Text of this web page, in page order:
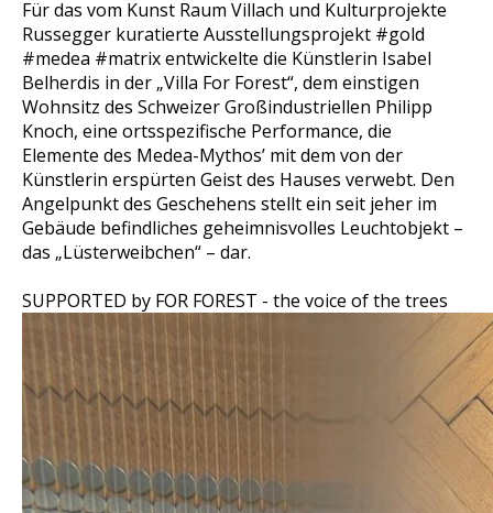
Für das vom Kunst Raum Villach und Kulturprojekte
Russegger kuratierte Ausstellungsprojekt #gold
#medea #matrix entwickelte die Künstlerin Isabel
Belherdis in der „Villa For Forest“, dem einstigen
Wohnsitz des Schweizer Großindustriellen Philipp
Knoch, eine ortsspezifische Performance, die
Elemente des Medea-Mythos’ mit dem von der
Künstlerin erspürten Geist des Hauses verwebt. Den
Angelpunkt des Geschehens stellt ein seit jeher im
Gebäude befindliches geheimnisvolles Leuchtobjekt –
das „Lüsterweibchen“ – dar.
SUPPORTED by FOR FOREST - the voice of the trees